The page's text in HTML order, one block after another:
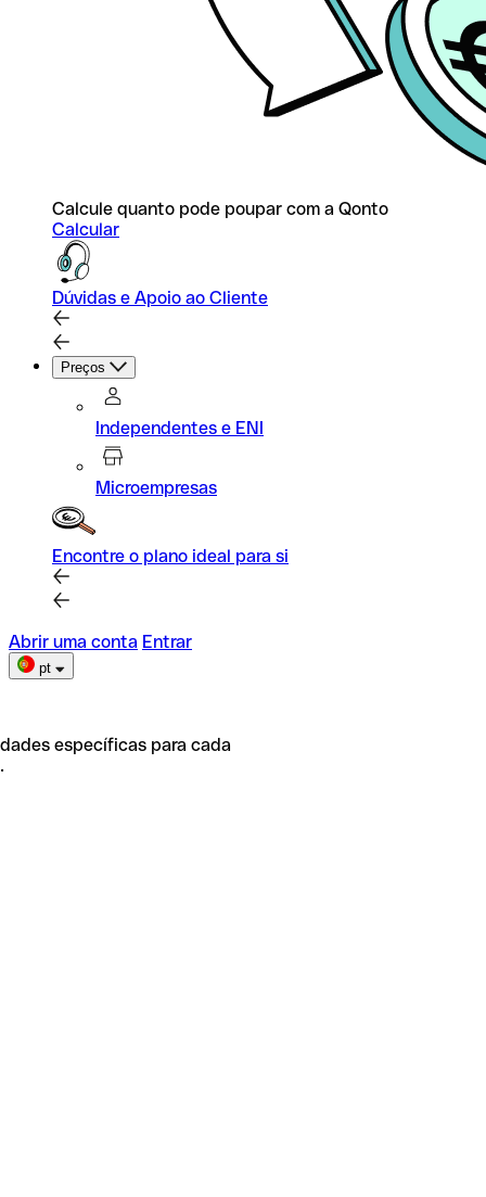
Calcule quanto pode poupar com a Qonto
Calcular
Dúvidas e Apoio ao Cliente
Preços
Independentes e ENI
Microempresas
Encontre o plano ideal para si
Abrir uma conta Entrar
pt
específicas para cada